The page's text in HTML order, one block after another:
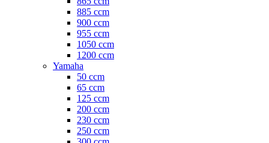
885 ccm
900 ccm
955 ccm
1050 ccm
1200 ccm
Yamaha
50 ccm
65 ccm
125 ccm
200 ccm
230 ccm
250 ccm